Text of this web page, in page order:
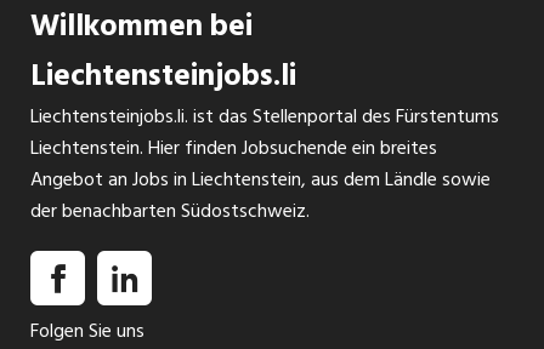
Willkommen bei
Liechtensteinjobs.li
Liechtensteinjobs.li. ist das Stellenportal des Fürstentums
Liechtenstein. Hier finden Jobsuchende ein breites
Angebot an Jobs in Liechtenstein, aus dem Ländle sowie
der benachbarten Südostschweiz.
Folgen Sie uns